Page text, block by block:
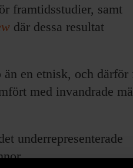
framtidsstudier, samt
där dessa resultat
en etnisk, och därför
med invandrade
underrepresenterade